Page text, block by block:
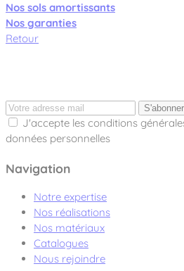
Nos sols amortissants
Nos garanties
Retour
S'abonner
J'accepte les conditions
données personnelles
Navigation
Notre expertise
Nos réalisations
Nos matériaux
Catalogues
Nous rejoindre